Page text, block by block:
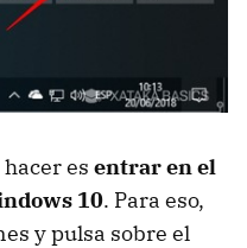
es entrar en el
10. Para eso,
y pulsa sobre el